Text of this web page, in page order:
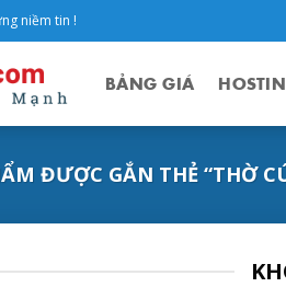
niềm tin !
BẢNG GIÁ
ĐƯỢC GẮN THẺ “THỜ